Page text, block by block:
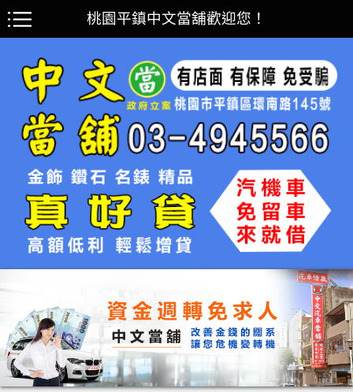
桃園平鎮中文當舖歡迎您！